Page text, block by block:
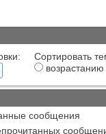
Сортировать
возрастанию
сообщения